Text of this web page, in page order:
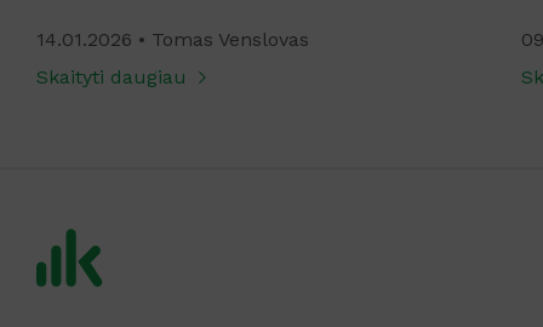
14.01.2026
Tomas Venslovas
Skaityti daugiau